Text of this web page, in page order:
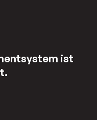
ist